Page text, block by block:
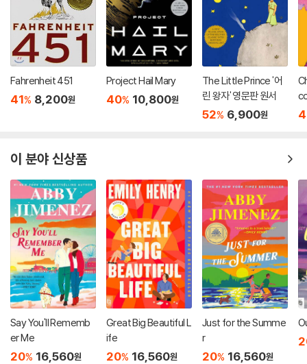
Fahrenheit 451
41% 8,200원
Project Hail Mary
40% 10,800원
The Little Prince '어
린 왕자' 영문판 원서
52% 6,900원
이 분야 신상품
Say You'll Rememb
er Me
20% 16,560원
Great Big Beautiful L
ife
20% 16,560원
Just for the Summe
r
20% 16,560원